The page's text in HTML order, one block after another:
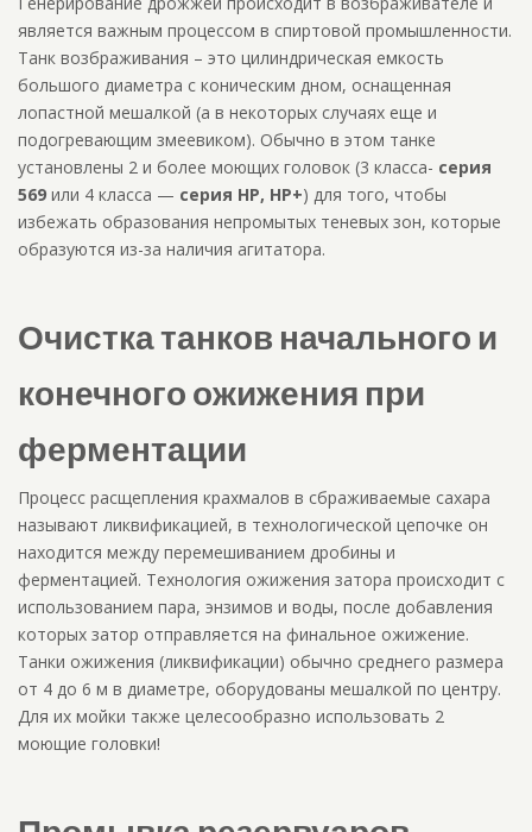
является важным процессом в спиртовой промышленности.
Танк возбраживания – это цилиндрическая емкость
большого диаметра с коническим дном, оснащенная
лопастной мешалкой (а в некоторых случаях еще и
подогревающим змеевиком). Обычно в этом танке
установлены 2 и более моющих головок (3 класса- серия
569или 4 класса — серия HP, HP+) для того, чтобы
избежать образования непромытых теневых зон, которые
образуются из-за наличия агитатора.
Очистка танков начального и
конечного ожижения при
ферментации
Процесс расщепления крахмалов в сбраживаемые сахара
называют ликвификацией, в технологической цепочке он
находится между перемешиванием дробины и
ферментацией. Технология ожижения затора происходит с
использованием пара, энзимов и воды, после добавления
которых затор отправляется на финальное ожижение.
Танки ожижения (ликвификации) обычно среднего размера
от 4 до 6 м в диаметре, оборудованы мешалкой по центру.
Для их мойки также целесообразно использовать 2
моющие головки!